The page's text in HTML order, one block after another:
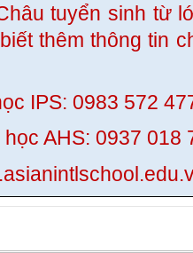
tuyển sinh từ
thêm thông tin
IPS: 0983 572
AHS: 0937 018